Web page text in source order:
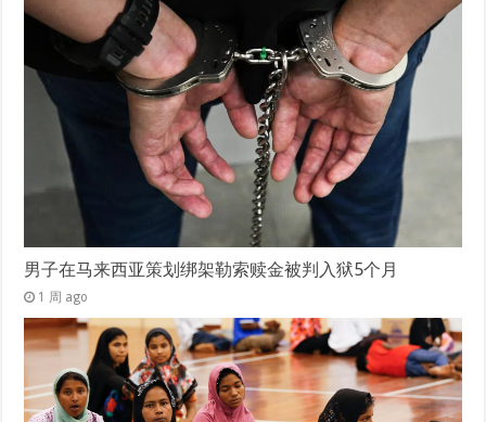
男子在马来西亚策划绑架勒索赎金被判入狱5个月
1 周 ago